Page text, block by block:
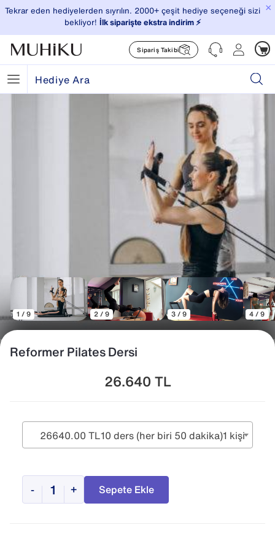
×
Tekrar eden hediyelerden sıyrılın. 2000+ çeşit hediye seçeneği sizi
bekliyor! İlk siparişte ekstra indirim ⚡️
Sipariş Takibi
1 / 9 2 / 9 3 / 9 4 / 9
Reformer Pilates Dersi
26.640 TL
26640.00 TL10 ders (her biri 50 dakika)1 kişi
- + Sepete Ekle